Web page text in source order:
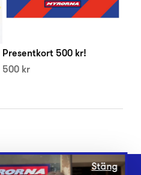
Presentkort 500 kr!
500 kr
Stäng